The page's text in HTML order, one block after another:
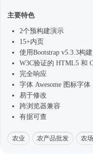
主要特色
2个预构建演示
15+内页
使用Bootstrap v5.3.3构建
W3C验证的 HTML5 和
完全响应
字体 Awesome 图标字体
易于修改
跨浏览器兼容
有据可查
农业 农产品批发 农场